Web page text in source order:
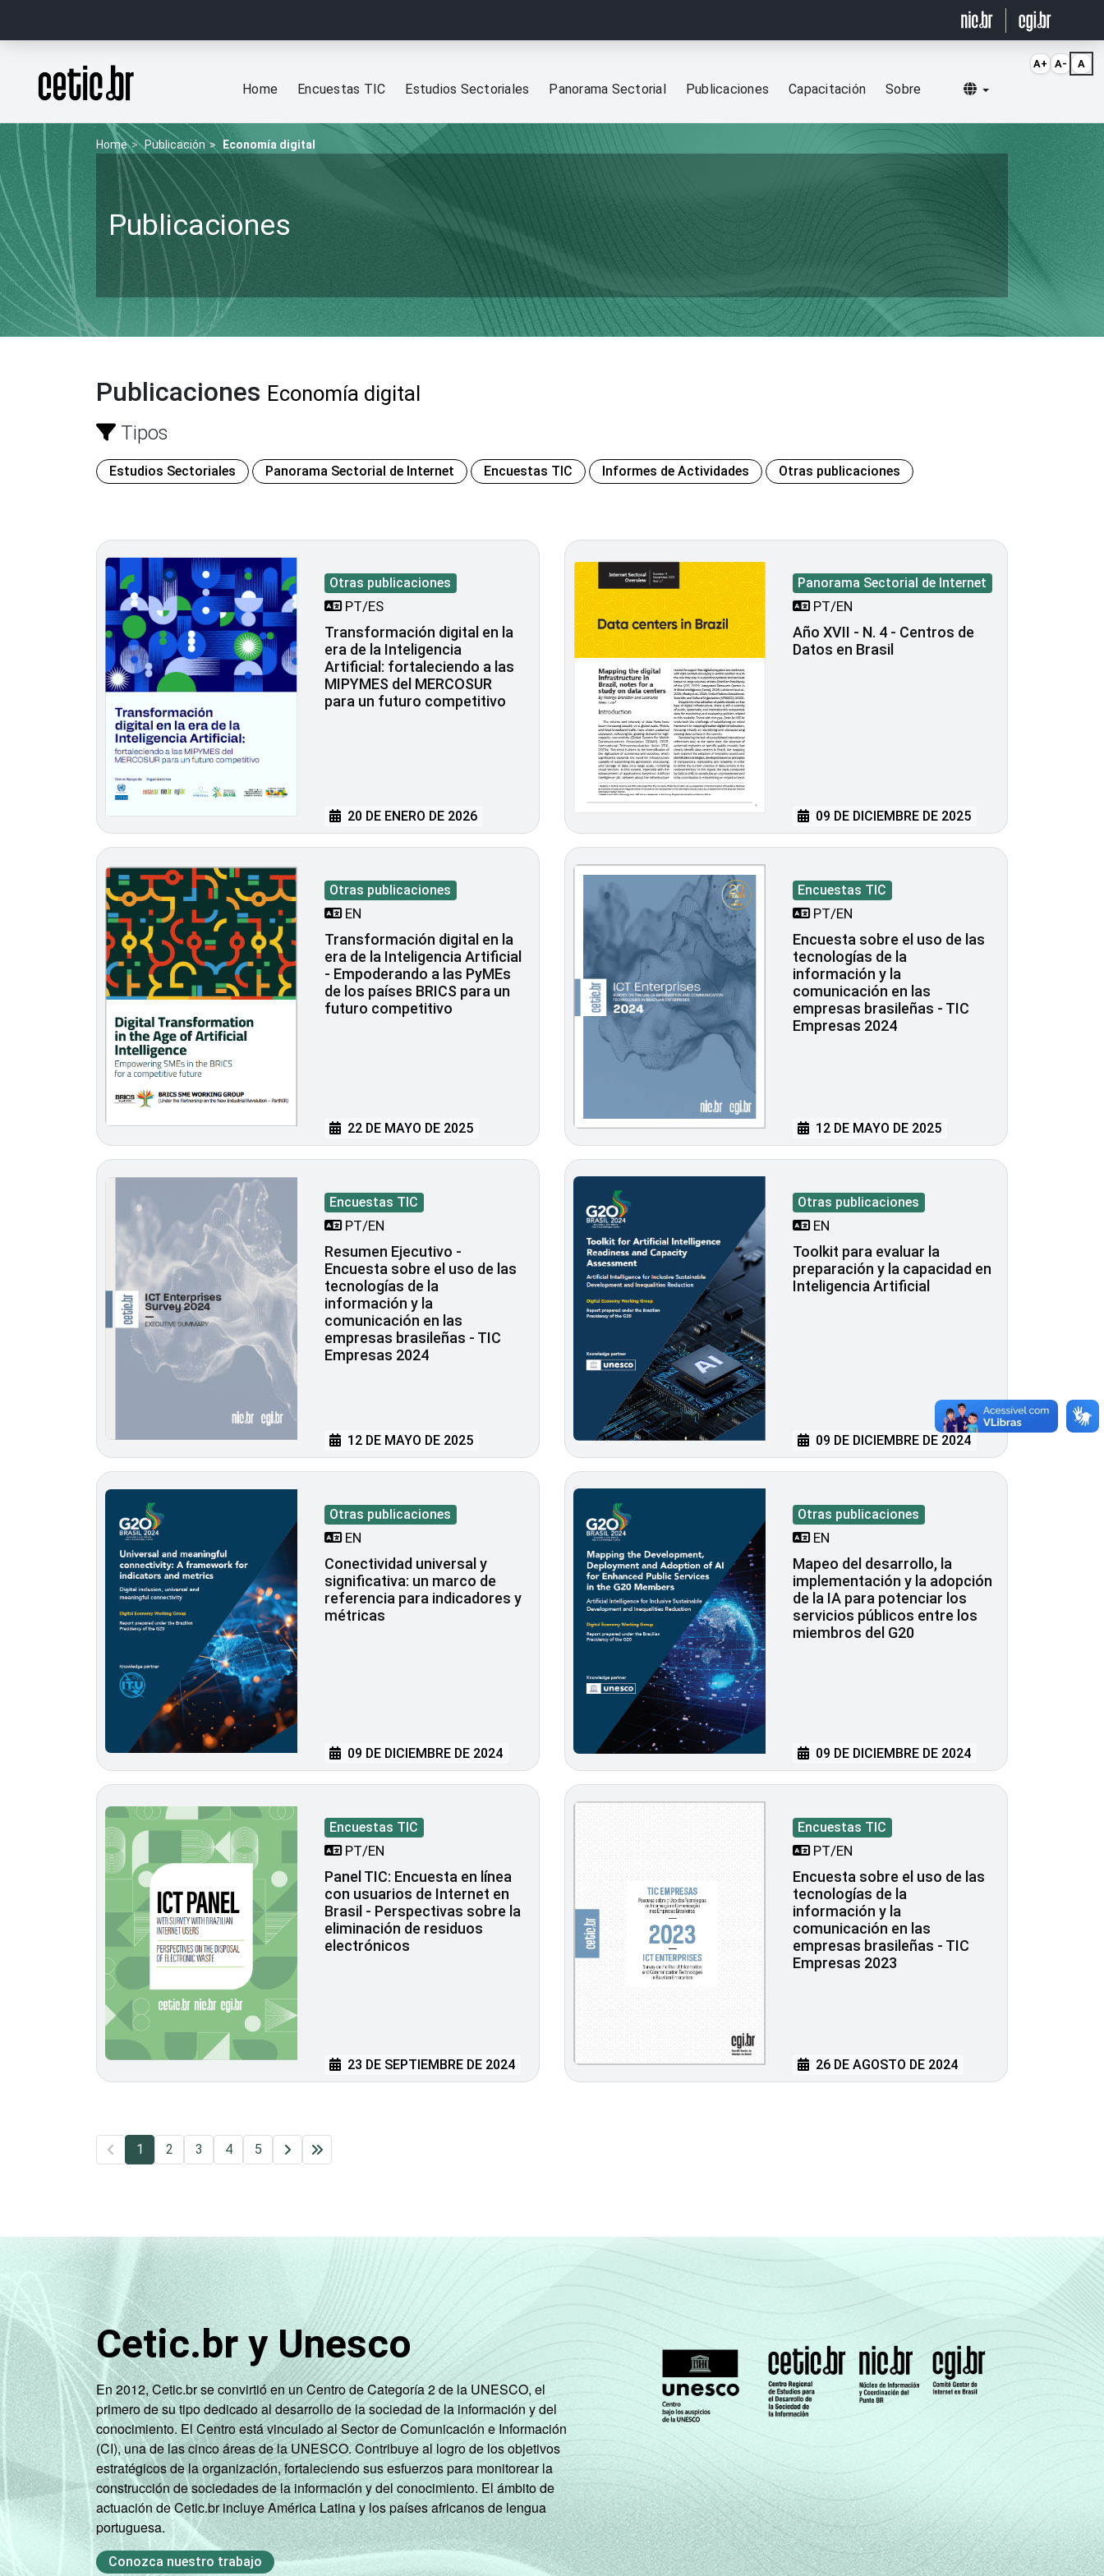
Página inicial
Home Encuestas TIC Estudios Sectoriales Panorama Sectorial Publicaciones Capacitación Sobre Selecionar idioma
Home Publicación Economía digital
Publicaciones
Publicaciones Economía digital
Tipos
Estudios Sectoriales Panorama Sectorial de Internet Encuestas TIC Informes de Actividades Otras publicaciones
Otras publicaciones
PT/ES
Transformación digital en la
era de la Inteligencia
Artificial: fortaleciendo a las
MIPYMES del MERCOSUR
para un futuro competitivo
20 DE ENERO DE 2026
Panorama Sectorial de Internet
PT/EN
Año XVII - N. 4 - Centros de
Datos en Brasil
09 DE DICIEMBRE DE 2025
Otras publicaciones
EN
Transformación digital en la
era de la Inteligencia Artificial
- Empoderando a las PyMEs
de los países BRICS para un
futuro competitivo
22 DE MAYO DE 2025
Encuestas TIC
PT/EN
Encuesta sobre el uso de las
tecnologías de la
información y la
comunicación en las
empresas brasileñas - TIC
Empresas 2024
12 DE MAYO DE 2025
Encuestas TIC
PT/EN
Resumen Ejecutivo -
Encuesta sobre el uso de las
tecnologías de la
información y la
comunicación en las
empresas brasileñas - TIC
Empresas 2024
12 DE MAYO DE 2025
Otras publicaciones
EN
Toolkit para evaluar la
preparación y la capacidad en
Inteligencia Artificial
09 DE DICIEMBRE DE 2024
Otras publicaciones
EN
Conectividad universal y
significativa: un marco de
referencia para indicadores y
métricas
09 DE DICIEMBRE DE 2024
Otras publicaciones
EN
Mapeo del desarrollo, la
implementación y la adopción
de la IA para potenciar los
servicios públicos entre los
miembros del G20
09 DE DICIEMBRE DE 2024
Encuestas TIC
PT/EN
Panel TIC: Encuesta en línea
con usuarios de Internet en
Brasil - Perspectivas sobre la
eliminación de residuos
electrónicos
23 DE SEPTIEMBRE DE 2024
Encuestas TIC
PT/EN
Encuesta sobre el uso de las
tecnologías de la
información y la
comunicación en las
empresas brasileñas - TIC
Empresas 2023
26 DE AGOSTO DE 2024
1 2 3 4 5
Cetic.br y Unesco
En 2012, Cetic.br se convirtió en un Centro de Categoría 2 de la UNESCO, el
primero de su tipo dedicado al desarrollo de la sociedad de la información y del
conocimiento. El Centro está vinculado al Sector de Comunicación e Información
(CI), una de las cinco áreas de la UNESCO. Contribuye al logro de los objetivos
estratégicos de la organización, fortaleciendo sus esfuerzos para monitorear la
construcción de sociedades de la información y del conocimiento. El ámbito de
actuación de Cetic.br incluye América Latina y los países africanos de lengua
portuguesa.
Conozca nuestro trabajo
A+ A- A